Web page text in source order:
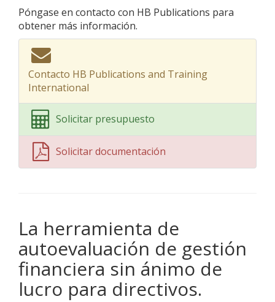
Póngase en contacto con HB Publications para
obtener más información.
Contacto HB Publications and Training
International
Solicitar presupuesto
Solicitar documentación
La herramienta de
autoevaluación de gestión
financiera sin ánimo de
lucro para directivos.